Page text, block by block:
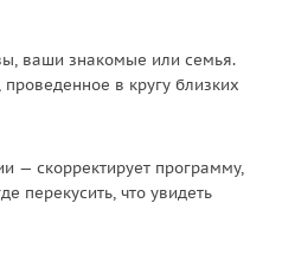
ваши знакомые или семья.
в кругу близких
— скорректирует программу,
перекусить, что увидеть